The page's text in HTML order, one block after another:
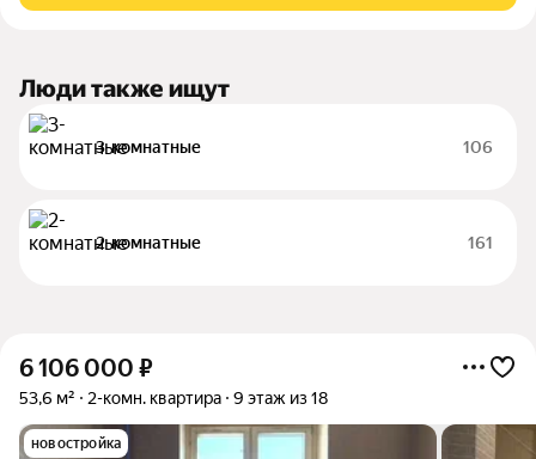
Люди также ищут
3-комнатные 106
2-комнатные 161
6 106 000 ₽
53,6 м² 2-комн. квартира 9 этаж из 18
новостройка